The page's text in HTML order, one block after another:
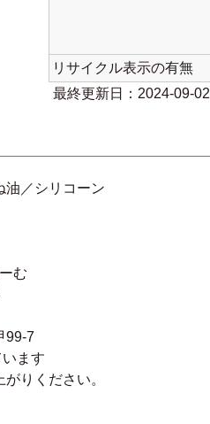
リサイクル表示の有無
最終更新日：2024-09-02
／シリコーン
む
7
ます
りください。